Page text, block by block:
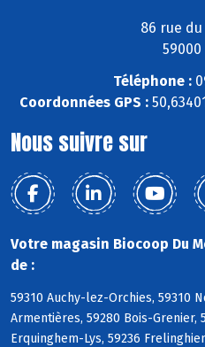
86 rue
Téléphone :
Coordonnées GPS :
Nous suivre sur
Votre magasin Biocoop Du
de :
59310 Auchy-lez-Orchies, 59310
Armentières, 59280 Bois-Grenier,
Erquinghem-Lys, 59236